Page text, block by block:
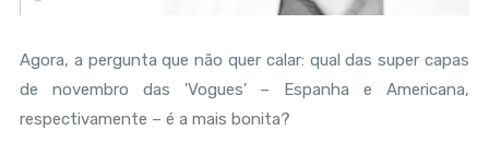
Agora, a pergunta que não quer calar: qual das super capas
de novembro das 'Vogues' – Espanha e Americana,
respectivamente – é a mais bonita?